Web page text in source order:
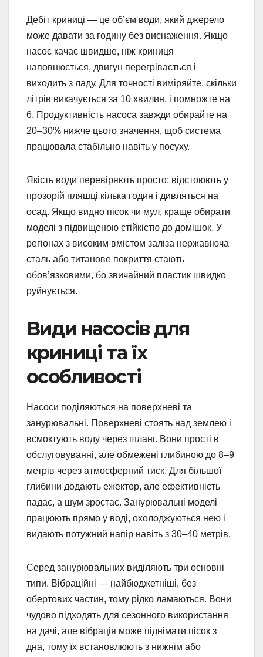
Дебіт криниці — це об’єм води, який джерело
може давати за годину без виснаження. Якщо
насос качає швидше, ніж криниця
наповнюється, двигун перегрівається і
виходить з ладу. Для точності виміряйте, скільки
літрів викачується за 10 хвилин, і помножте на
6. Продуктивність насоса завжди обирайте на
20–30% нижче цього значення, щоб система
працювала стабільно навіть у посуху.
Якість води перевіряють просто: відстоюють у
прозорій пляшці кілька годин і дивляться на
осад. Якщо видно пісок чи мул, краще обирати
моделі з підвищеною стійкістю до домішок. У
регіонах з високим вмістом заліза нержавіюча
сталь або титанове покриття стають
обов’язковими, бо звичайний пластик швидко
руйнується.
Види насосів для
криниці та їх
особливості
Насоси поділяються на поверхневі та
занурювальні. Поверхневі стоять над землею і
всмоктують воду через шланг. Вони прості в
обслуговуванні, але обмежені глибиною до 8–9
метрів через атмосферний тиск. Для більшої
глибини додають ежектор, але ефективність
падає, а шум зростає. Занурювальні моделі
працюють прямо у воді, охолоджуються нею і
видають потужний напір навіть з 30–40 метрів.
Серед занурювальних виділяють три основні
типи. Вібраційні — найбюджетніші, без
обертових частин, тому рідко ламаються. Вони
чудово підходять для сезонного використання
на дачі, але вібрація може піднімати пісок з
дна, тому їх встановлюють з нижнім або